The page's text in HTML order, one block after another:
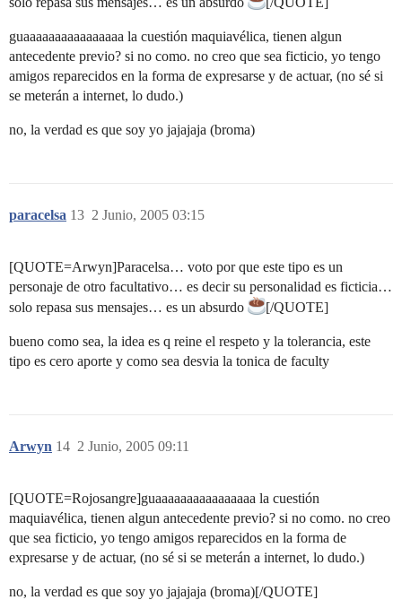
guaaaaaaaaaaaaaaaa la cuestión maquiavélica, tienen algun
antecedente previo? si no como. no creo que sea ficticio, yo tengo
amigos reparecidos en la forma de expresarse y de actuar, (no sé si
se meterán a internet, lo dudo.)
no, la verdad es que soy yo jajajaja (broma)
paracelsa 2 Junio, 2005 03:15
13
[QUOTE=Arwyn]Paracelsa… voto por que este tipo es un
personaje de otro facultativo… es decir su personalidad es ficticia…
solo repasa sus mensajes… es un absurdo
[/QUOTE]
bueno como sea, la idea es q reine el respeto y la tolerancia, este
tipo es cero aporte y como sea desvia la tonica de faculty
Arwyn 2 Junio, 2005 09:11
14
[QUOTE=Rojosangre]guaaaaaaaaaaaaaaaa la cuestión
maquiavélica, tienen algun antecedente previo? si no como. no creo
que sea ficticio, yo tengo amigos reparecidos en la forma de
expresarse y de actuar, (no sé si se meterán a internet, lo dudo.)
no, la verdad es que soy yo jajajaja (broma)[/QUOTE]